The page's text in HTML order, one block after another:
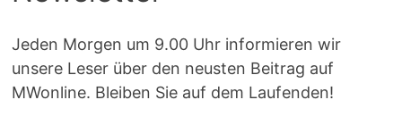
Jeden Morgen um 9.00 Uhr informieren wir
unsere Leser über den neusten Beitrag auf
MWonline. Bleiben Sie auf dem Laufenden!